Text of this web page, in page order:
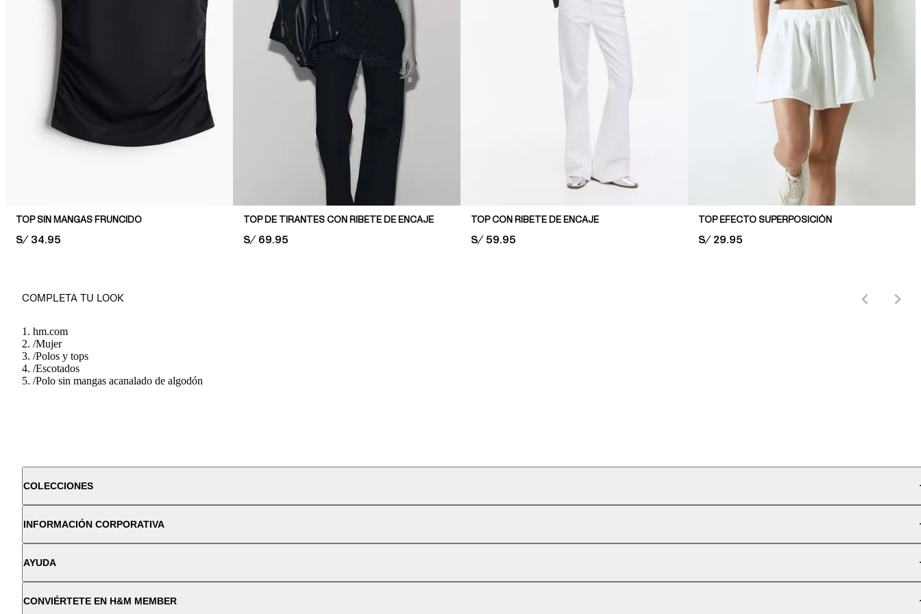
TOP SIN MANGAS FRUNCIDO
PRICE:
S/ 34.95
TOP DE TIRANTES CON RIBETE DE ENCAJE
PRICE:
S/ 69.95
TOP CON RIBETE DE ENCAJE
PRICE:
S/ 59.95
TOP EFECTO SUPERPOSICIÓN
PRICE:
S/ 29.95
COMPLETA TU LOOK
hm.com
/Mujer
/Polos y tops
/Escotados
/Polo sin mangas acanalado de algodón
COLECCIONES
INFORMACIÓN CORPORATIVA
AYUDA
CONVIÉRTETE EN H&M MEMBER